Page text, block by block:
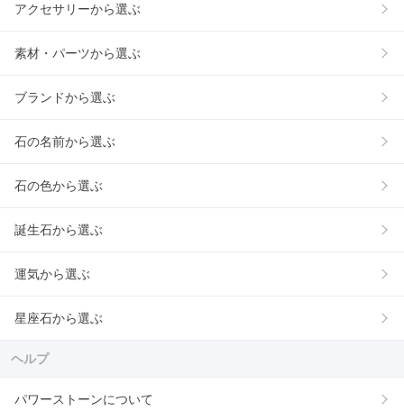
アクセサリーから選ぶ
素材・パーツから選ぶ
ブランドから選ぶ
石の名前から選ぶ
石の色から選ぶ
誕生石から選ぶ
運気から選ぶ
星座石から選ぶ
ヘルプ
パワーストーンについて